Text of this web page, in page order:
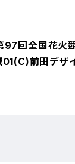
97回全国花
前田デザ